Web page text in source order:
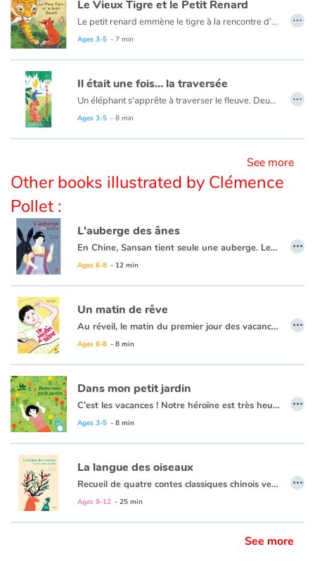
Blog
Learn french with Storyplay'r
French book lists for children
Reading for children
Activities and workshops
Dyslexia and reading disorders
Le Vieux Tigre et le Petit Renard
Le petit renard emmène le tigre à la rencontre d’une biche et de son faon, de trois bébés pandas puis de quatre singes agiles. Derrière le renard qui avance d’un pas sûr, les animaux aperçoivent le gros tigre… Tous détalent sans délai.
Ages 3-5 - 7 min
…
Il était une fois... la traversée
Un éléphant s'apprête à traverser le fleuve. Deux tigres amoureux lui demandent de les prendre sur son dos. Puis trois singes, une famille de mangoustes, un jeune cobra et finalement un perroquet. Chargé comme un paquebot, l’éléphant s’élance quand une petite araignée se laisse doucement tomber sur la tête du perroquet. Le fragile équipage vacille… Plouf ! Au fait, quelqu’un a-t-il remarqué la toute petite fourmi qui monte, qui monte depuis le début de l’histoire ?
Ages 3-5 - 8 min
…
See more
Other books illustrated by Clémence
Pollet :
L'auberge des ânes
En Chine, Sansan tient seule une auberge. Les voyageurs sont nombreux à séjourner chez elle et son commerce est florissant. Il faut dire qu'elle régale ses clients de fameuses galettes... magiques.
Ages 6-8 - 12 min
…
Un matin de rêve
Au réveil, le matin du premier jour des vacances, les yeux encore fermés, un enfant se remémore quelques moments de la journée passée : la fin de l’école, le calme à la maison, les jeux avec son frère, son anniversaire, le voyage en voiture jusque chez ses grands-parents...
Ages 6-8 - 8 min
…
Dans mon petit jardin
C’est les vacances ! Notre héroïne est très heureuse de rejoindre ses grands-parents, surtout que papi lui a réservé une belle surprise : un carré de potager juste pour elle ! Elle s’en occupera toute seule ! D’abord, préparer le sol : pour cela, il faut bêcher, retourner, aérer… c’est sportif de jardiner ! Ensuite, semer et arroser… C’est rigolo de s’asperger les pieds ! Elle choisit ses plantes avec soin : des soucis et du persil pour éloigner les pucerons, du thym pour attirer les papillons et les abeilles. Mais qui voilà ? Des fourmis, des vers de terre, un lapin… Une plongée poétique et documentée dans l’univers du potager, lieu de complicité entre la Nature et les Hommes.
Ages 3-5 - 8 min
…
La langue des oiseaux
Recueil de quatre contes classiques chinois venus du temps où les hommes savaient gagner en sagesse en écoutant les animaux : « La fourmi reconnaissante », « Le loup malin », « Le cerf loyal », et « La pie malicieuse ».
Ages 9-12 - 25 min
…
See more